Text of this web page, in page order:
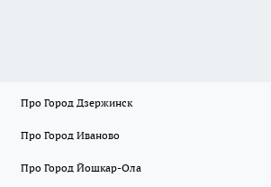
Про Город Дзержинск
Про Город Иваново
Про Город Йошкар-Ола